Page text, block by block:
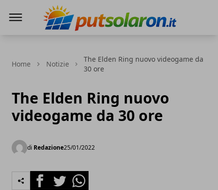
Home Notizie
The Elden Ring nuovo videogame da
30 ore
The Elden Ring nuovo
videogame da 30 ore
di Redazione25/01/2022
FacebookTwitterWhatsapp